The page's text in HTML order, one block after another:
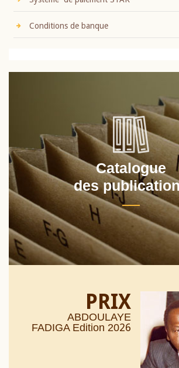
Conditions de banque
Catalogue
des
PRIX
ABDOULAYE
FADIGA Edition 2026